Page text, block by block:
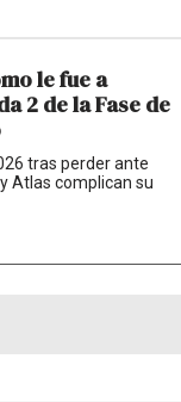
le fue a
2 de la Fase de
tras perder ante
Atlas complican su